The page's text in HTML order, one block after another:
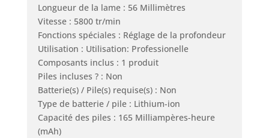
Longueur de la lame : 56 Millimètres
Vitesse : 5800 tr/min
Fonctions spéciales : Réglage de la profondeur
Utilisation : Utilisation: Professionelle
Composants inclus : 1 produit
Piles incluses ? : Non
Batterie(s) / Pile(s) requise(s) : Non
Type de batterie / pile : Lithium-ion
Capacité des piles : 165 Milliampères-heure
(mAh)